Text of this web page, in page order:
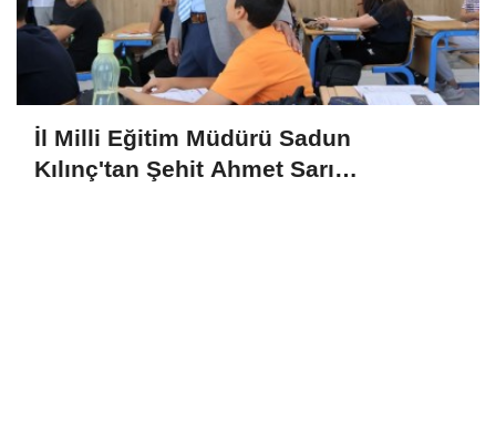
İl Milli Eğitim Müdürü Sadun
Kılınç'tan Şehit Ahmet Sarı